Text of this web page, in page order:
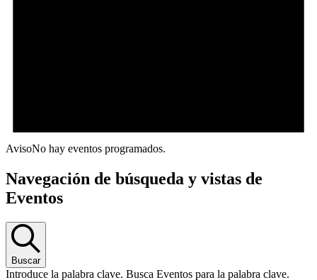
AvisoNo hay eventos programados.
Navegación de búsqueda y vistas de
Eventos
Buscar
Introduce la palabra clave. Busca Eventos para la palabra clave.